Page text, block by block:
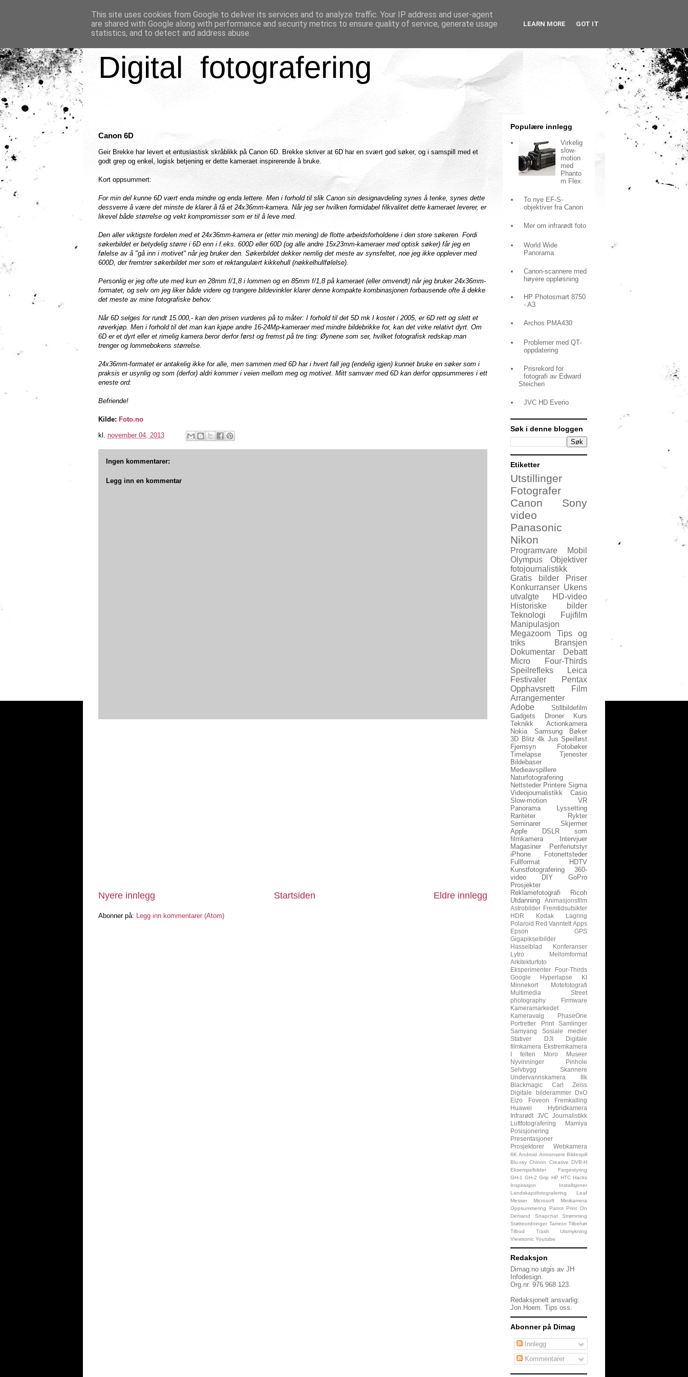
Digital fotografering
Canon 6D
Geir Brekke har levert et entusiastisk skråblikk på Canon 6D. Brekke skriver at 6D har en svært god søker, og i samspill med et
godt grep og enkel, logisk betjening er dette kameraet inspirerende å bruke.
Kort oppsummert:
For min del kunne 6D vært enda mindre og enda lettere. Men i forhold til slik Canon sin designavdeling synes å tenke, synes dette
dessverre å være det minste de klarer å få et 24x36mm-kamera. Når jeg ser hvilken formidabel filkvalitet dette kameraet leverer, er
likevel både størrelse og vekt kompromisser som er til å leve med.
Den aller viktigste fordelen med et 24x36mm-kamera er (etter min mening) de flotte arbeidsforholdene i den store søkeren. Fordi
søkerbildet er betydelig større i 6D enn i f.eks. 600D eller 60D (og alle andre 15x23mm-kameraer med optisk søker) får jeg en
følelse av å "gå inn i motivet" når jeg bruker den. Søkerbildet dekker nemlig det meste av synsfeltet, noe jeg ikke opplever med
600D, der fremtrer søkerbildet mer som et rektangulært kikkehull (nøkkelhullfølelse).
Personlig er jeg ofte ute med kun en 28mm f/1,8 i lommen og en 85mm f/1,8 på kameraet (eller omvendt) når jeg bruker 24x36mm-
formatet, og selv om jeg liker både videre og trangere bildevinkler klarer denne kompakte kombinasjonen forbausende ofte å dekke
det meste av mine fotografiske behov.
Når 6D selges for rundt 15.000,- kan den prisen vurderes på to måter: I forhold til det 5D mk I kostet i 2005, er 6D rett og slett et
røverkjøp. Men i forhold til det man kan kjøpe andre 16-24Mp-kameraer med mindre bildebrikke for, kan det virke relativt dyrt. Om
6D er et dyrt eller et rimelig kamera beror derfor først og fremst på tre ting: Øynene som ser, hvilket fotografisk redskap man
trenger og lommebokens størrelse.
24x36mm-formatet er antakelig ikke for alle, men sammen med 6D har i hvert fall jeg (endelig igjen) kunnet bruke en søker som i
praksis er usynlig og som (derfor) aldri kommer i veien mellom meg og motivet. Mitt samvær med 6D kan derfor oppsummeres i ett
eneste ord:
Befriende!
Kilde: Foto.no
kl. november 04, 2013
Ingen kommentarer:
Legg inn en kommentar
Nyere innlegg Eldre innlegg
Startsiden
Abonner på: Legg inn kommentarer (Atom)
Populære innlegg
Virkelig
slow-
motion
med
Phanto
m Flex
To nye EF-S-
objektiver fra Canon
Mer om infrarødt foto
World Wide
Panorama
Canon-scannere med
høyere oppløsning
HP Photosmart 8750
- A3
Archos PMA430
Problemer med QT-
oppdatering
Prisrekord for
fotografi av Edward
Steichen
JVC HD Everio
Søk i denne bloggen
Etiketter
Utstillinger
Fotografer
Canon
Sony
video
Panasonic
Nikon
Programvare
Mobil
Olympus
Objektiver
fotojournalistikk
Gratis bilder
Priser
Konkurranser Ukens
utvalgte
HD-video
Historiske bilder
Teknologi
Fujifilm
Manipulasjon
Megazoom
Tips og
triks
Bransjen
Dokumentar
Debatt
Micro Four-Thirds
Speilrefleks
Leica
Festivaler
Pentax
Opphavsrett
Film
Arrangementer
Adobe
Stillbildefilm
Gadgets
Droner
Kurs
Teknikk
Actionkamera
Nokia
Samsung
Bøker
3D Blitz 4k Jus Speilløst
Fjernsyn
Fotobøker
Timelapse
Tjenester
Bildebaser
Medieavspillere
Naturfotografering
Nettsteder Printere Sigma
Videojournalistikk
Casio
Slow-motion
VR
Panorama
Lyssetting
Rariteter
Rykter
Seminarer
Skjermer
Apple
DSLR som
filmkamera
Intervjuer
Magasiner
Periferiutstyr
iPhone
Fotonettsteder
Fullformat
HDTV
Kunstfotografering
360-
video
DIY
GoPro
Prosjekter
Reklamefotografi
Ricoh
Utdanning
Animasjonsfilm
Astrobilder Fremtidsutsikter
HDR
Kodak
Lagring
Polaroid Red Vanntett Apps
Epson
GPS
Gigapikselbilder
Hasselblad
Konferanser
Lytro
Mellomformat
Arkitekturfoto
Eksperimenter
Four-Thirds
Google
Hyperlapse
KI
Minnekort
Motefotografi
Multimedia
Street
photography
Firmware
Kameramarkedet
Kameravalg
PhaseOne
Portretter
Print
Samlinger
Samyang
Sosiale medier
Stativer
DJI
Digitale
filmkamera Ekstremkamera
I felten
Moro
Museer
Nyvinninger
Pinhole
Selvbygg
Skannere
Undervannskamera
8k
Blackmagic
Carl Zeiss
Digitale bilderammer
DxO
Eizo
Foveon
Fremkalling
Huawei
Hybridkamera
Infrarødt JVC
Journalistikk
Luftfotografering
Mamiya
Posisjonering
Presentasjoner
Prosjektorer
Webkamera
6K Android Annonsere Bildespill
Blu-ray Chinon Creative
DVB-H
Eksempelbilder
Fargestyring
GH-1 GH-2 Grip HP HTC Hacks
Inspirasjon
Installsjoner
Landskapsfotografering
Leaf
Messer
Microsoft
Minikamera
Oppsummering
Parrot Print On
Demand
Snapchat
Strømming
Støtteordninger Tamron Tilbehør
Tilbud
Trash
Utsmykning
Viewsonic Youtube
Redaksjon
Dimag.no utgis av JH
Infodesign.
Org.nr. 976 968 123.
Redaksjonelt ansvarlig:
Jon Hoem. Tips oss.
Abonner på Dimag
Innlegg
Kommentarer
This site uses cookies from Google to deliver its services and to analyze traffic. Your IP address and user-agent
are shared with Google along with performance and security metrics to ensure quality of service, generate usage
statistics, and to detect and address abuse.
LEARN MORE GOT IT